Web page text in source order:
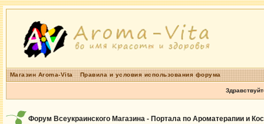
Магазин Aroma-Vita Правила и условия использования форума
Форум Всеукраинского Магазина - Портала по Ароматерапии и